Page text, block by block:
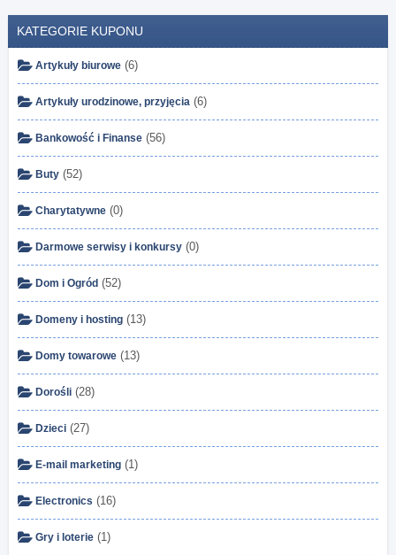
KATEGORIE KUPONU
Artykuły biurowe (6)
Artykuły urodzinowe, przyjęcia (6)
Bankowość i Finanse (56)
Buty (52)
Charytatywne (0)
Darmowe serwisy i konkursy (0)
Dom i Ogród (52)
Domeny i hosting (13)
Domy towarowe (13)
Dorośli (28)
Dzieci (27)
E-mail marketing (1)
Electronics (16)
Gry i loterie (1)